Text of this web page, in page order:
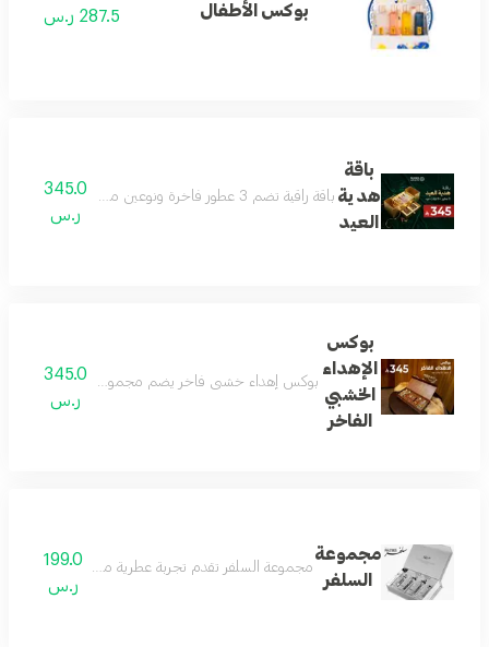
بوكس الأطفال 287.5 ر.س
باقة
هدية
العيد
باقة راقية تضم 3 عطور فاخرة ونوعين من العود بروائح جذابة ومتنوعة تناسب الجنسين وجميع المناسبات داخل بوكس فاخر وأنيق للإهداء تعكس الذوق الرفيع والفخامة يتم اختيار العطور والعود من الأنواع المتوفرة في المتجر وقد تختلف حسب المخزون
345.0
ر.س
بوكس
الإهداء
الخشبي
الفاخر
بوكس إهداء خشبي فاخر يضم مجموعة عطور جميلة
345.0
ر.س
مجموعة
السلفر
مجموعة السلفر تقدم تجربة عطرية متكاملة تجمع بين
199.0
ر.س